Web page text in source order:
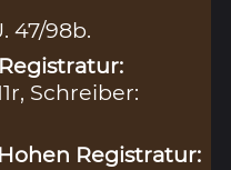
47/98b.
Schreiber:
Registratur: